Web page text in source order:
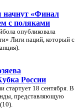
начнут «Финал
с поляками
опубликовала
Лиги наций, который с
России
стартует 18 сентября. В
представляющую